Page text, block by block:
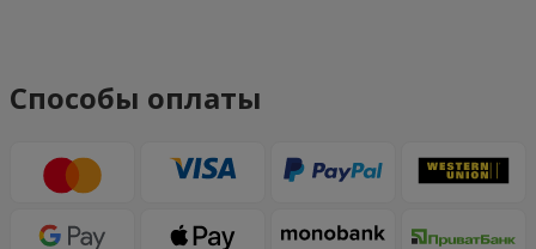
Способы оплаты